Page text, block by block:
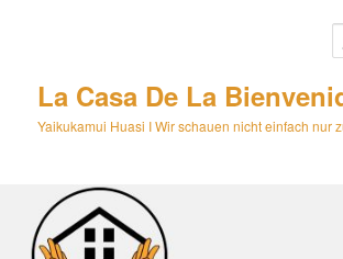
La Casa De La
Yaikukamui Huasi I Wir schauen nicht einfach nur